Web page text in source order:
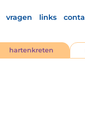
vragen links
hartenkreten